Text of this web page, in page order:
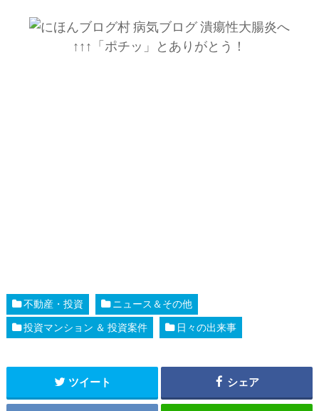
↑↑↑「ポチッ」とありがとう！
不動産・投資
ニュース＆その他
投資マンション ＆ 投資案件
日々の出来事
ツイート シェア